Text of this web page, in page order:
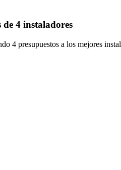
4 instaladores
4 presupuestos a los mejores